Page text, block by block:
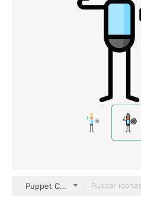
Puppet Characters Lineal Color